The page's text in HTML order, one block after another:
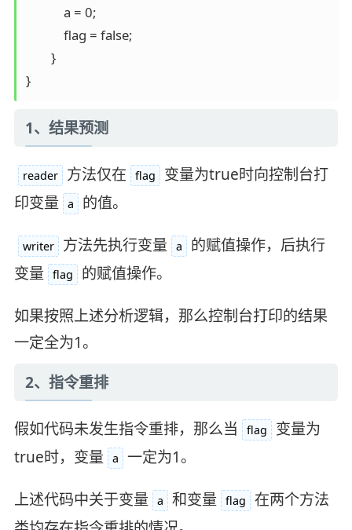
            a = 0;
            flag = false;
        }
}
1、结果预测
reader 方法仅在 flag
变量为true时向控制台打
印变量 a 的值。
writer 方法先执行变量 a
的赋值操作，后执行
变量 flag 的赋值操作。
如果按照上述分析逻辑，那么控制台打印的结果
一定全为1。
2、指令重排
假如代码未发生指令重排，那么当 flag
变量为
true时，变量 a 一定为1。
上述代码中关于变量 a 和变量 flag
在两个方法